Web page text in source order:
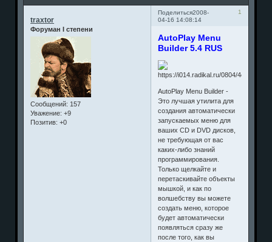
Поделиться 1
2008-
04-16 14:08:14
traxtor
Форуман I степени
Сообщений: 157
Уважение: +9
Позитив: +0
AutoPlay Menu
Builder 5.4 RUS
AutoPlay Menu Builder -
Это лучшая утилита для
создания автоматически
запускаемых меню для
ваших CD и DVD дисков,
не требующая от вас
каких-либо знаний
программирования.
Только щелкайте и
перетаскивайте объекты
мышкой, и как по
волшебству вы можете
создать меню, которое
будет автоматически
появляться сразу же
после того, как вы